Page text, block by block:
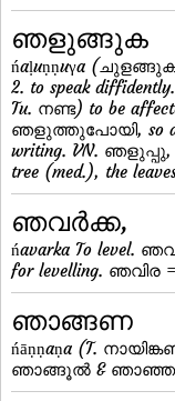
ഞളുങ്ങുക
ńaḷuṇṇuγa
2. to speak
Tu. നണ്ട) to be
ഞളുത്തുപോയി, so
writing. VN.
tree (med.), the
ഞവര്‍ക്ക,
ńavarka To level.
for levelling. ഞവിര
ഞാങ്ങണ
ńāṇṇaṇa (T.
ഞാങ്ങൂല്‍ & ഞാഞ്ഞൂള്‍